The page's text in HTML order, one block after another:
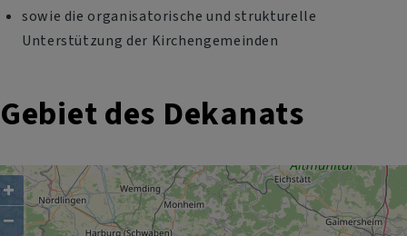
sowie die organisatorische und strukturelle
Unterstützung der Kirchengemeinden
Gebiet des Dekanats
+
−